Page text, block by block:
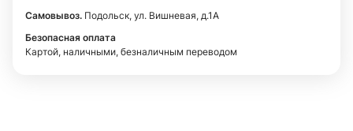
Самовывоз. Подольск, ул. Вишневая, д.1А
Безопасная оплата
Картой, наличными, безналичным переводом